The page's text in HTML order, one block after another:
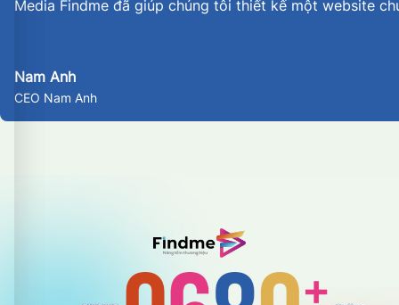
Media Findme đã giúp chúng tôi thiết kế một website
Nam Anh
CEO Nam Anh